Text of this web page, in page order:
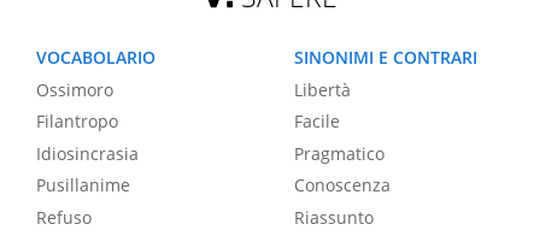
VOCABOLARIO
Ossimoro
Filantropo
Idiosincrasia
Pusillanime
Refuso
SINONIMI E CONTRARI
Libertà
Facile
Pragmatico
Conoscenza
Riassunto